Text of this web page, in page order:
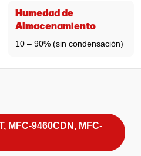
Humedad de
Almacenamiento
10 – 90% (sin condensación)
MFC-9460CDN, MFC-